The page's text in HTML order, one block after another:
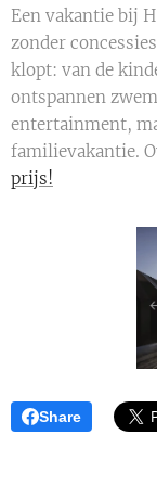
Een vakantie bij
zonder
klopt: van de
ontspannen
entertainment,
familievakantie.
prijs!
Share